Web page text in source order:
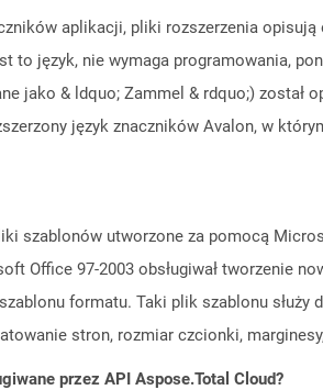
aplikacji, pliki rozszerzenia
to język, nie wymaga programowania,
jako & ldquo; Zammel & rdquo;)
język znaczników Avalon, w
szablonów utworzone za pomocą
Office 97-2003 obsługiwał tworzenie
formatu. Taki plik szablonu
stron, rozmiar czcionki,
przez API Aspose.Total Cloud?